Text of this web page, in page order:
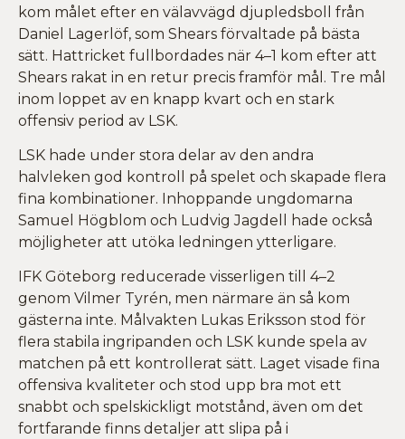
kom målet efter en välavvägd djupledsboll från
Daniel Lagerlöf, som Shears förvaltade på bästa
sätt. Hattricket fullbordades när 4–1 kom efter att
Shears rakat in en retur precis framför mål. Tre mål
inom loppet av en knapp kvart och en stark
offensiv period av LSK.
LSK hade under stora delar av den andra
halvleken god kontroll på spelet och skapade flera
fina kombinationer. Inhoppande ungdomarna
Samuel Högblom och Ludvig Jagdell hade också
möjligheter att utöka ledningen ytterligare.
IFK Göteborg reducerade visserligen till 4–2
genom Vilmer Tyrén, men närmare än så kom
gästerna inte. Målvakten Lukas Eriksson stod för
flera stabila ingripanden och LSK kunde spela av
matchen på ett kontrollerat sätt. Laget visade fina
offensiva kvaliteter och stod upp bra mot ett
snabbt och spelskickligt motstånd, även om det
fortfarande finns detaljer att slipa på i